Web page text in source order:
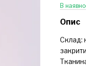
В
Опис
Склад: